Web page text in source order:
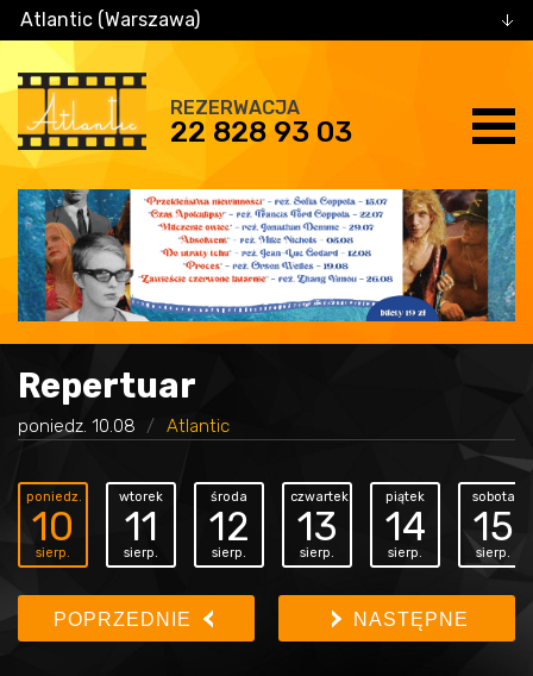
Atlantic (Warszawa)
REZERWACJA
22 828 93 03
Repertuar
poniedz. 10.08 Atlantic
poniedz.
10
sierp.
wtorek
11
sierp.
środa
12
sierp.
czwartek
13
sierp.
piątek
14
sierp.
sobota
15
sierp.
POPRZEDNIE NASTĘPNE